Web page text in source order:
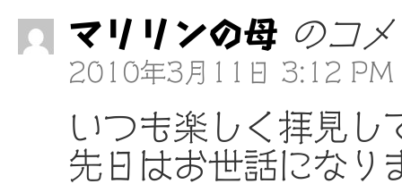
マリリンの母 のコ
2010年3月11日 3:12 PM
いつも楽しく拝見し
先日はお世話になり